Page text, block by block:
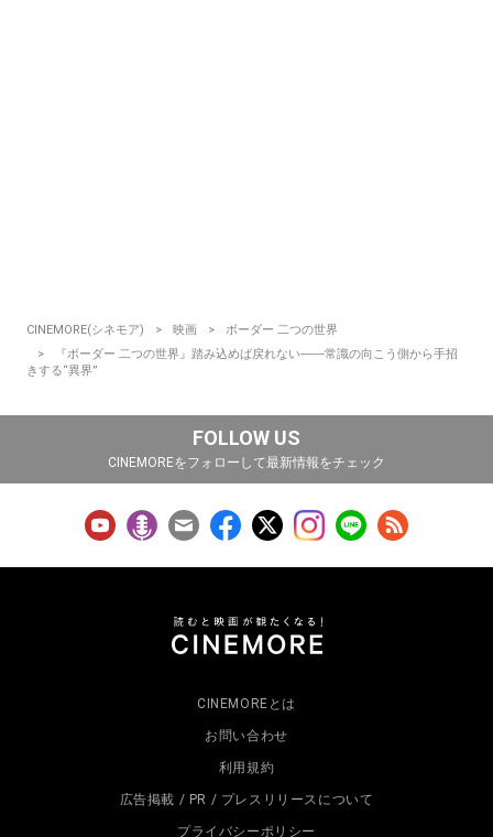
CINEMORE(シネモア) 映画
ボーダー 二つの世界
『ボーダー 二つの世界』踏み込めば戻れない――常識の向こう側から手招
きする“異界”
FOLLOW US
CINEMOREをフォローして最新情報をチェック
CINEMOREとは
お問い合わせ
利用規約
広告掲載 / PR / プレスリリースについて
プライバシーポリシー